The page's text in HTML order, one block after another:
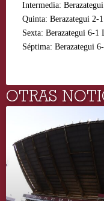
Intermedia:
Quinta:Berazategui 2-
Sexta:Berazategui 6-1
Séptima:Berazategui
OTRAS